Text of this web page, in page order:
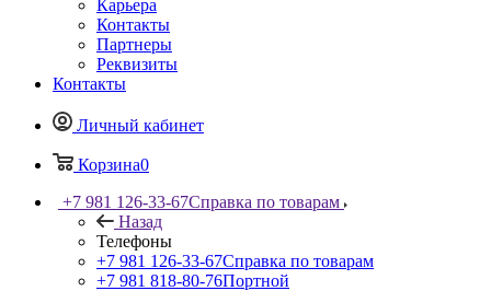
Карьера
Контакты
Партнеры
Реквизиты
Контакты
Личный кабинет
Корзина0
+7 981 126-33-67Справка по товарам
Назад
Телефоны
+7 981 126-33-67Справка по товарам
+7 981 818-80-76Портной